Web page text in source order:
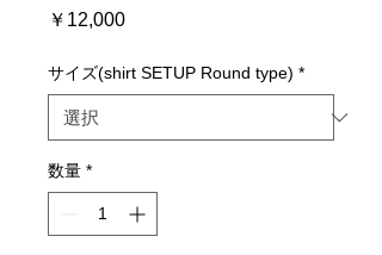
￥12,000価
サイズ(shirt SETUP Round type) *
数量 *